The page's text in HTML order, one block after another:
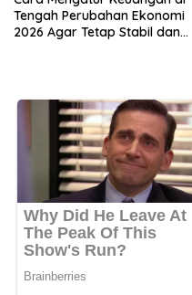
Tengah Perubahan Ekonomi
2026 Agar Tetap Stabil dan